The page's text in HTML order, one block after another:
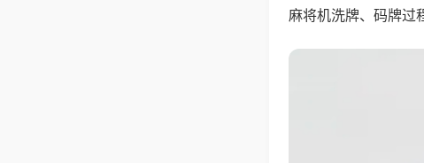
麻将机洗牌、码牌过